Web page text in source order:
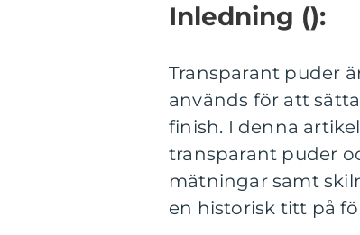
Inledning ():
Transparant puder
används för att
finish. I denna
transparant puder
mätningar samt
en historisk titt på